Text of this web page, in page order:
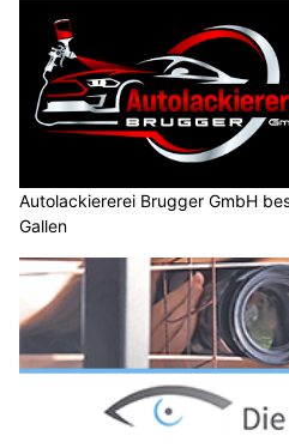
Autolackiererei Brugger GmbH
Gallen